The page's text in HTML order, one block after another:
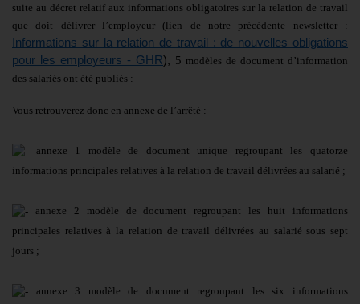
suite au décret relatif aux informations obligatoires sur la relation de travail
que doit délivrer l’employeur (lien de notre précédente newsletter :
Informations sur la relation de travail : de nouvelles obligations
pour les employeurs - GHR), 5 modèles de document d’information
des salariés ont été publiés :
Vous retrouverez donc en annexe de l’arrêté :
annexe 1 modèle de document unique regroupant les quatorze
informations principales relatives à la relation de travail délivrées au salarié ;
annexe 2 modèle de document regroupant les huit informations
principales relatives à la relation de travail délivrées au salarié sous sept
jours ;
annexe 3 modèle de document regroupant les six informations